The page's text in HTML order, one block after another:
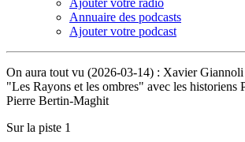
Ajouter votre radio
Annuaire des podcasts
Ajouter votre podcast
On aura tout vu (2026-03-14) : Xavier
"Les Rayons et les ombres" avec les historiens
Pierre Bertin-Maghit
Sur la piste 1